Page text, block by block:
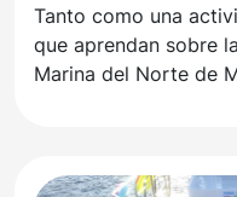
Tanto como una
que aprendan sobre
Marina del Norte de